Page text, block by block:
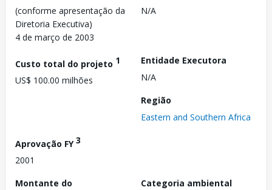
(conforme apresentação da
Diretoria Executiva)
4 de março de 2003
N/A
Custo total do projeto 1
US$ 100.00 milhões
Entidade Executora
N/A
Região
Eastern and Southern Africa
Aprovação FY3
2001
Montante do
Categoria ambiental